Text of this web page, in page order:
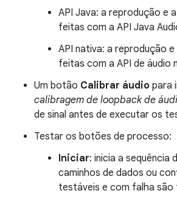
API Java: a reprodução e
feitas com a API Java
API nativa: a reprodução
feitas com a API de áudio
Um botão Calibrar áudio para
calibragem de loopback de
de sinal antes de executar os
Testar os botões de processo:
Iniciar: inicia a sequência
caminhos de dados ou
testáveis e com falha